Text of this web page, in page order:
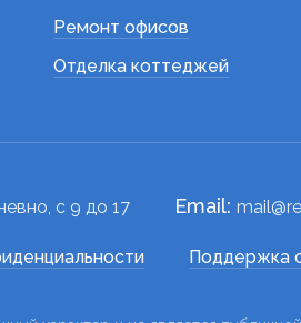
Ремонт офисов
Отделка коттеджей
c 9 до 17 Email:
Поддержка